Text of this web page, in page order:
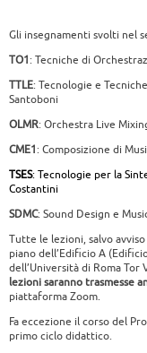
Gli insegnamenti svolti nel
TO1: Tecniche di
TTLE: Tecnologie e
Santoboni
OLMR: Orchestra Live
CME1: Composizione di
TSES: Tecnologie per la
Costantini
SDMC: Sound Design e
Tutte le lezioni, salvo
piano dell’Edificio A
dell’Università di Roma Tor
lezioni saranno trasmesse
piattaforma Zoom.
Fa eccezione il corso del
primo ciclo didattico.